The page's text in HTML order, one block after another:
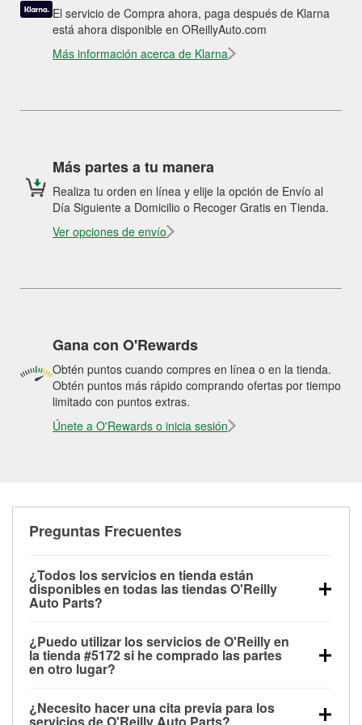
El servicio de Compra ahora, paga después de Klarna
está ahora disponible en OReillyAuto.com
Más información acerca de Klarna
Más partes a tu manera
Realiza tu orden en línea y elije la opción de Envío al
Día Siguiente a Domicilio o Recoger Gratis en Tienda.
Ver opciones de envío
Gana con O'Rewards
Obtén puntos cuando compres en línea o en la tienda.
Obtén puntos más rápido comprando ofertas por tiempo
limitado con puntos extras.
Únete a O'Rewards o inicia sesión
Preguntas Frecuentes
¿Todos los servicios en tienda están
disponibles en todas las tiendas O'Reilly
Auto Parts?
las pruebas de batería, pruebas de alternador y
motor de arranque, revisión de la luz “Check Engine”
con O'Reilly VeriScan® e instalación de
limpiaparabrisas o bombillas, están disponibles en
todas las tiendas O'Reilly Auto Parts. La tienda
¿Puedo utilizar los servicios de O'Reilly en
la tienda #5172 si he comprado las partes
en otro lugar?
de O'Reilly Auto Parts que estén disponibles en la
¿Necesito hacer una cita previa para los